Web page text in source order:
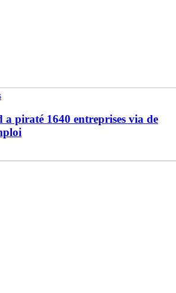
piraté 1640 entreprises via de